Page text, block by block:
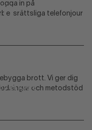
Svensk
områden för att
in på
telefonjour
brott. Vi ger dig
och metodstöd